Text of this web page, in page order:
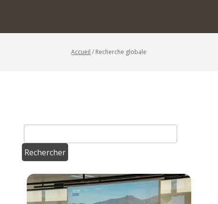
Accueil / Recherche globale